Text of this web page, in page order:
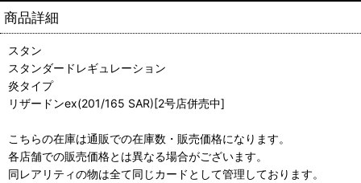
商品詳細
スタン
スタンダードレギュレーション
炎タイプ
リザードンex(201/165 SAR)[2号店併売中]
こちらの在庫は通販での在庫数・販売価格になります。
各店舗での販売価格とは異なる場合がございます。
同レアリティの物は全て同じカードとして管理しております。